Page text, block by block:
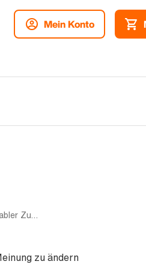
Mein Konto
Dual-SIM | 1TB | Schwarz | Akzeptabler Zustand
zu ändern